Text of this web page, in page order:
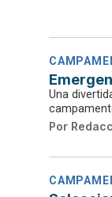
Una
Por